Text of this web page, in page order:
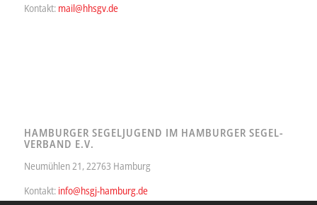
Kontakt: mail@hhsgv.de
HAMBURGER SEGELJUGEND IM HAMBURGER SEGEL-
VERBAND E.V.
Neumühlen 21, 22763 Hamburg
Kontakt: info@hsgj-hamburg.de